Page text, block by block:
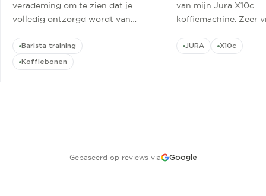
verademing om te zien dat je
volledig ontzorgd wordt van
cursus.”
Barista training
Koffiebonen
van mijn Jura X10c
koffiemachine. Zeer
JURA X10c
Gebaseerd op reviews via Google